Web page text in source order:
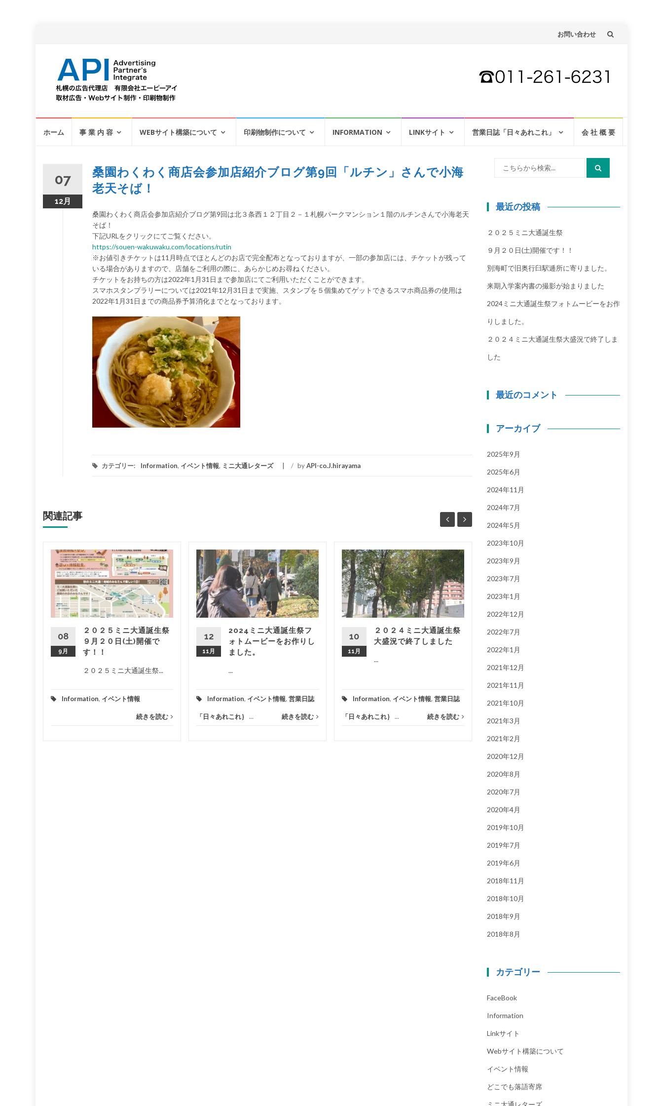
コ
テ
お問い合わせ
ホーム 事 業 内 容 WEBサイト構築について 印刷物制作について INFORMATION LINKサイト 営業日誌「日々あれこれ」 会 社 概 要
07
12月
桑園わくわく商店会参加店紹介ブログ第9回「ルチン」さんで小海
老天そば！
桑園わくわく商店会参加店紹介ブログ第9回は北３条西１２丁目２－１札幌パークマンション１階のルチンさんで小海老天
そば！
下記URLをクリックにてご覧ください。
https://souen-wakuwaku.com/locations/rutin
※お値引きチケットは11月時点でほとんどのお店で完全配布となっておりますが、一部の参加店には、チケットが残って
いる場合がありますので、店舗をご利用の際に、あらかじめお尋ねください。
チケットをお持ちの方は2022年1月31日まで参加店にてご利用いただくことができます。
スマホスタンプラリーについては2021年12月31日まで実施、スタンプを５個集めてゲットできるスマホ商品券の使用は
2022年1月31日までの商品券予算消化までとなっております。
カテゴリー: Information, イベント情報, ミニ大通レターズ / byAPI-co.J.hirayama
関連記事
08
9月
２０２５ミニ大通誕生祭
９月２０日(土)開催で
す！！
２０２５ミニ大通誕生祭...
Information, イベント情報
続きを読む
12
11月
2024ミニ大通誕生祭フ
ォトムービーをお作りし
ました。
...
Information, イベント情報, 営業日誌
「日々あれこれ｝ ... 続きを読む
10
11月
２０２４ミニ大通誕生祭
大盛況で終了しました
...
Information, イベント情報, 営業日誌
「日々あれこれ｝ ... 続きを読む
11月
Information
最近の投稿
２０２５ミニ大通誕生祭
９月２０日(土)開催です！！
別海町で旧奥行臼駅逓所に寄りました。
来期入学案内書の撮影が始まりました
2024ミニ大通誕生祭フォトムービーをお作
りしました。
２０２４ミニ大通誕生祭大盛況で終了しま
した
最近のコメント
アーカイブ
2025年9月
2025年6月
2024年11月
2024年7月
2024年5月
2023年10月
2023年9月
2023年7月
2023年1月
2022年12月
2022年7月
2022年1月
2021年12月
2021年11月
2021年10月
2021年3月
2021年2月
2020年12月
2020年8月
2020年7月
2020年4月
2019年10月
2019年7月
2019年6月
2018年11月
2018年10月
2018年9月
2018年8月
カテゴリー
FaceBook
Information
Linkサイト
Webサイト構築について
イベント情報
どこでも落語寄席
ミニ大通レターズ